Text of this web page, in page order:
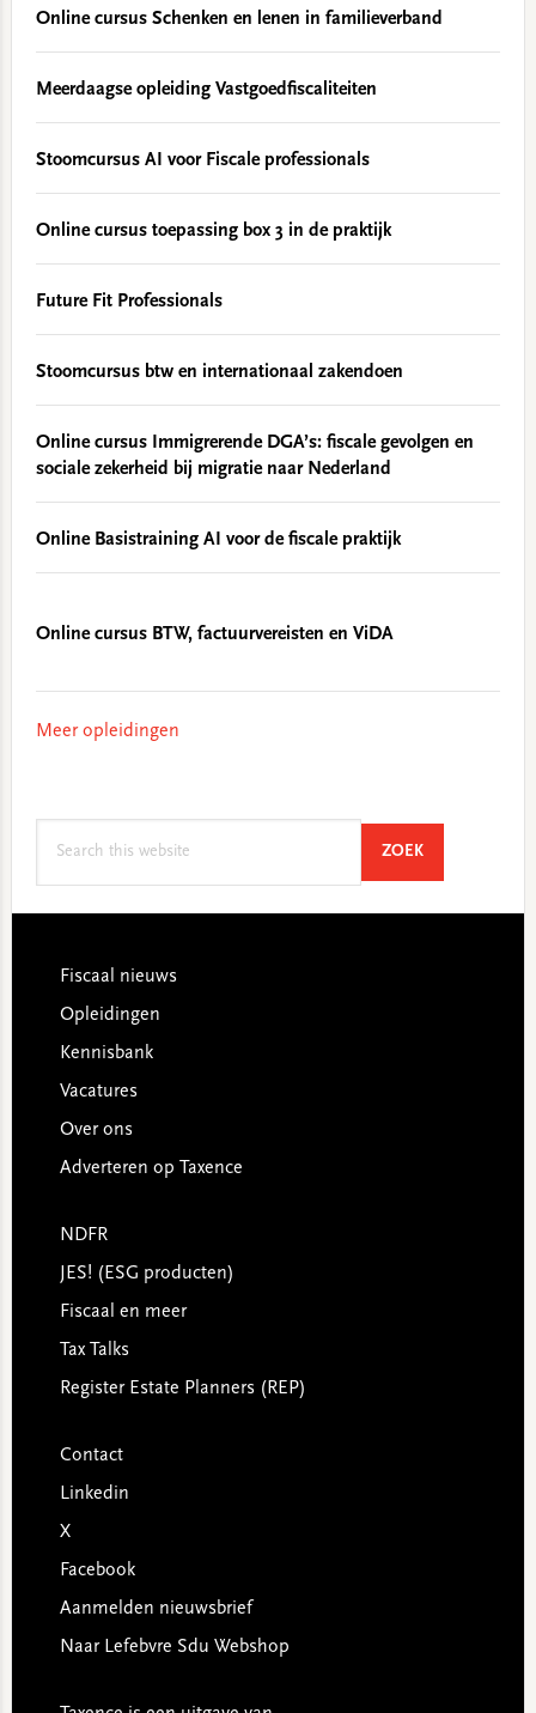
Online cursus Schenken en lenen in familieverband
Meerdaagse opleiding Vastgoedfiscaliteiten
Stoomcursus AI voor Fiscale professionals
Online cursus toepassing box 3 in de praktijk
Future Fit Professionals
Stoomcursus btw en internationaal zakendoen
Online cursus Immigrerende DGA’s: fiscale gevolgen en
sociale zekerheid bij migratie naar Nederland
Online Basistraining AI voor de fiscale praktijk
Online cursus BTW, factuurvereisten en ViDA
Meer opleidingen
ZOEKSEARCH
Footer
Fiscaal nieuws
Opleidingen
Kennisbank
Vacatures
Over ons
Adverteren op Taxence
NDFR
JES! (ESG producten)
Fiscaal en meer
Tax Talks
Register Estate Planners (REP)
Contact
Linkedin
X
Facebook
Aanmelden nieuwsbrief
Naar Lefebvre Sdu Webshop